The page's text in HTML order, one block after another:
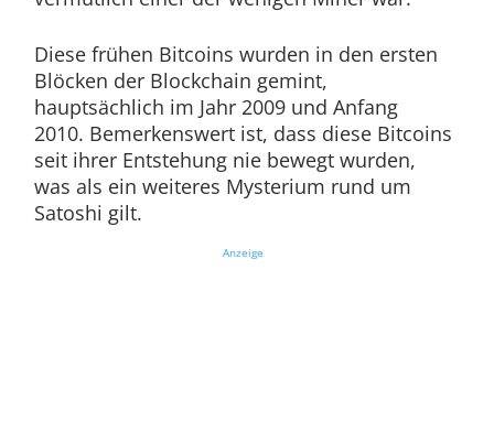
Diese frühen Bitcoins wurden in den ersten
Blöcken der Blockchain gemint,
hauptsächlich im Jahr 2009 und Anfang
2010. Bemerkenswert ist, dass diese Bitcoins
seit ihrer Entstehung nie bewegt wurden,
was als ein weiteres Mysterium rund um
Satoshi gilt.
Anzeige